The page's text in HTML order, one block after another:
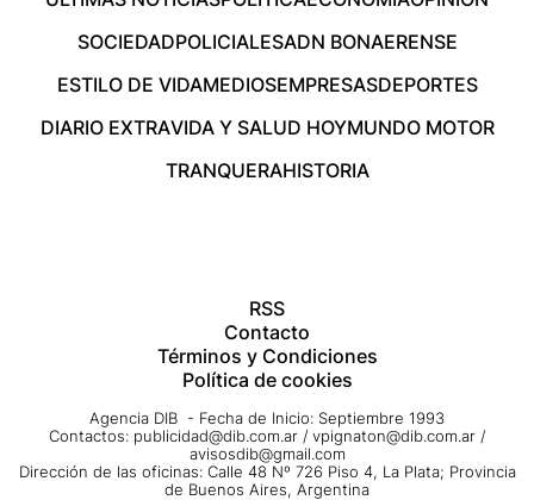
SOCIEDADPOLICIALESADN BONAERENSE
ESTILO DE VIDAMEDIOSEMPRESASDEPORTES
DIARIO EXTRAVIDA Y SALUD HOYMUNDO MOTOR
TRANQUERAHISTORIA
RSS
Contacto
Términos y Condiciones
Política de cookies
Agencia DIB - Fecha de Inicio: Septiembre 1993
Contactos: publicidad@dib.com.ar / vpignaton@dib.com.ar /
avisosdib@gmail.com
Dirección de las oficinas: Calle 48 Nº 726 Piso 4, La Plata; Provincia
de Buenos Aires, Argentina